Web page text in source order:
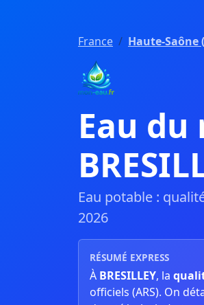
France Haute-Saône
Eau
Eau potable :
2026
RÉSUMÉ EXPRESS
À BRESILLEY, la
officiels (ARS). On